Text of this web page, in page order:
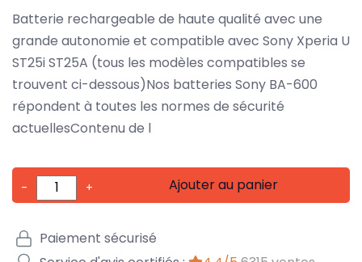
Batterie rechargeable de haute qualité avec une
grande autonomie et compatible avec Sony Xperia U
ST25i ST25A (tous les modèles compatibles se
trouvent ci-dessous)Nos batteries Sony BA-600
répondent à toutes les normes de sécurité
actuellesContenu de l
- + Ajouter au panier
Paiement sécurisé